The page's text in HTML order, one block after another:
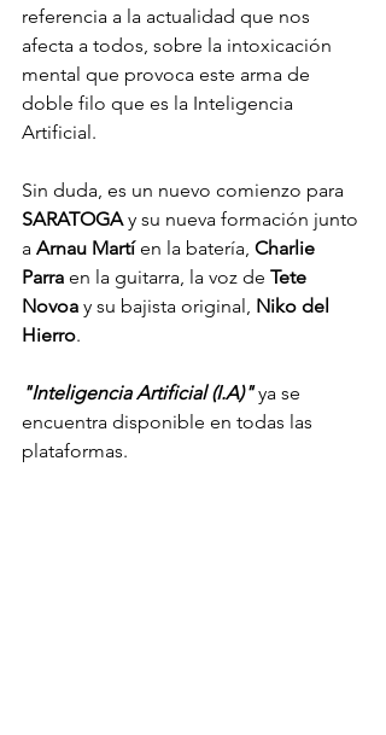
referencia a la actualidad que nos
afecta a todos, sobre la intoxicación
mental que provoca este arma de
doble filo que es la Inteligencia
Artificial.
Sin duda, es un nuevo comienzo para
SARATOGA y su nueva formación junto
a Arnau Martí en la batería, Charlie
Parra en la guitarra, la voz de Tete
Novoa y su bajista original, Niko del
Hierro.
"Inteligencia Artificial (I.A)" ya se
encuentra disponible en todas las
plataformas.